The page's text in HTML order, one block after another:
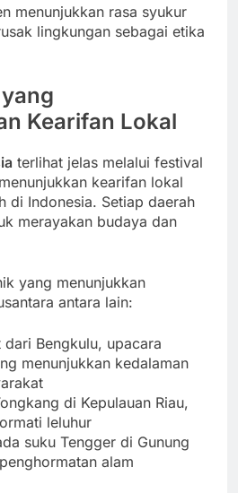
menunjukkan rasa syukur
lingkungan sebagai etika
Kearifan Lokal
terlihat jelas melalui festival
kearifan lokal
di Indonesia. Setiap daerah
merayakan budaya dan
yang menunjukkan
antara lain:
dari Bengkulu, upacara
menunjukkan kedalaman
di Kepulauan Riau,
leluhur
suku Tengger di Gunung
alam